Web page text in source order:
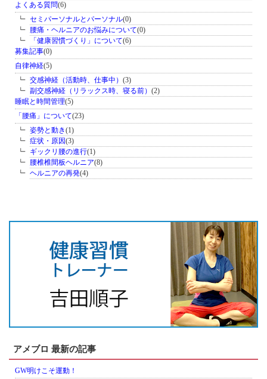
よくある質問(6)
セミパーソナルとパーソナル(0)
腰痛・ヘルニアのお悩みについて(0)
「健康習慣づくり」について(6)
募集記事(0)
自律神経(5)
交感神経（活動時、仕事中） (3)
副交感神経（リラックス時、寝る前） (2)
睡眠と時間管理(5)
「腰痛」について(23)
姿勢と動き(1)
症状・原因(3)
ギックリ腰の進行(1)
腰椎椎間板ヘルニア(8)
ヘルニアの再発(4)
アメブロ 最新の記事
GW明けこそ運動！